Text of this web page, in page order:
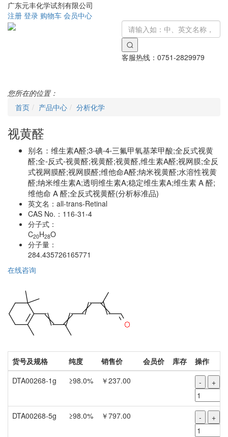
广东元丰化学试剂有限公司
注册 登录 购物车 会员中心
客服热线： 0751-2829979
您所在的位置：
首页
产品中心 分析化学
视黄醛
别名： 维生素A醛;3-碘-4-三氟甲氧基苯甲酸;全反式视黄
醛;全-反式-视黄醛;视黄醛;视黄醛,维生素A醛;视网膜;全反
式视网膜醛;视网膜醛;维他命A醛;纳米视黄醛;水溶性视黄
醛;纳米维生素A;透明维生素A;稳定维生素A;维生素 A 醛;
维他命 A 醛;全反式视黄醛(分析标准品)
英文名： all-trans-Retinal
CAS No.： 116-31-4
分子式：
C20H28O
分子量：
284.435726165771
在线咨询
货号及规格 纯度 销售价 会员价 库存
操作
DTA00268-1g
≥98.0% ￥237.00 - +
DTA00268-5g ≥98.0% ￥797.00 - +